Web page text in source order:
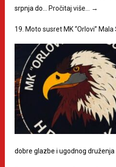
srpnja do…
Pročitaj više… →
19. Moto susret MK “Orlovi”
dobre glazbe i ugodnog druženja